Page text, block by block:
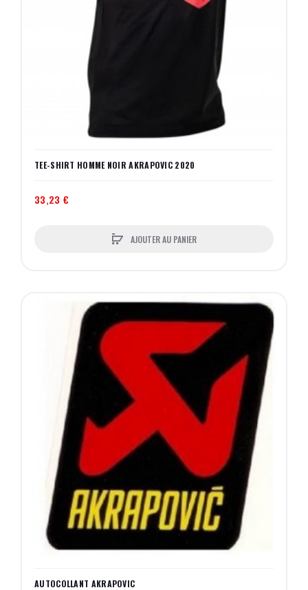
TEE-SHIRT HOMME NOIR AKRAPOVIC 2020
33,23 €
AJOUTER AU PANIER
AUTOCOLLANT AKRAPOVIC